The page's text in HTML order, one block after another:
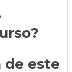
de este